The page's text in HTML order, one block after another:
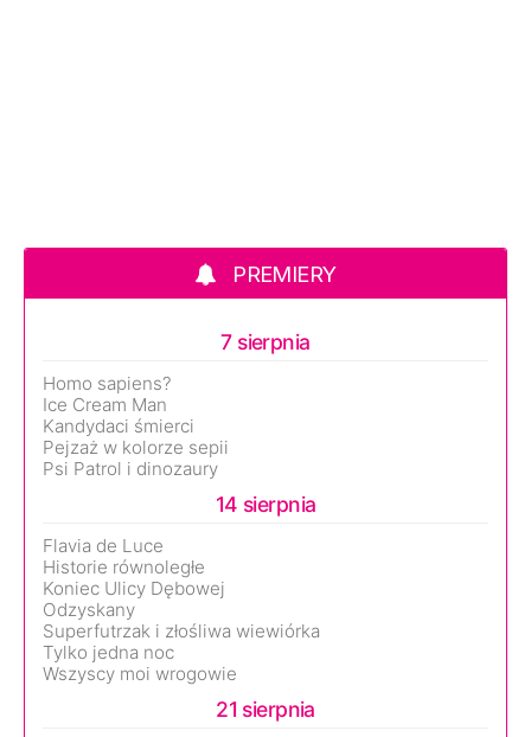
PREMIERY
7 sierpnia
Homo sapiens?
Ice Cream Man
Kandydaci śmierci
Pejzaż w kolorze sepii
Psi Patrol i dinozaury
14 sierpnia
Flavia de Luce
Historie równoległe
Koniec Ulicy Dębowej
Odzyskany
Superfutrzak i złośliwa wiewiórka
Tylko jedna noc
Wszyscy moi wrogowie
21 sierpnia